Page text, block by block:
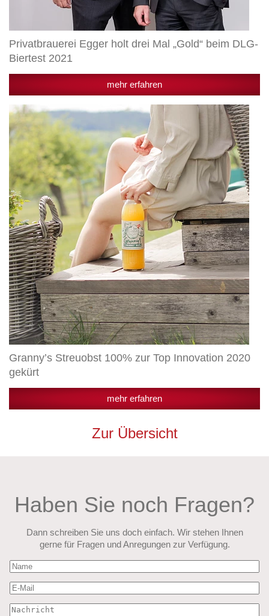
Privatbrauerei Egger holt drei Mal „Gold“ beim DLG-
Biertest 2021
mehr erfahren
Granny’s
Streuobst
100%
zur
Top
Innovation
2020
gekürt
Granny’s Streuobst 100% zur Top Innovation 2020
gekürt
mehr erfahren
Zur Übersicht
Haben Sie noch Fragen?
Dann schreiben Sie uns doch einfach. Wir stehen Ihnen
gerne für Fragen und Anregungen zur Verfügung.